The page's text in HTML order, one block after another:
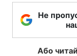
Не
Або